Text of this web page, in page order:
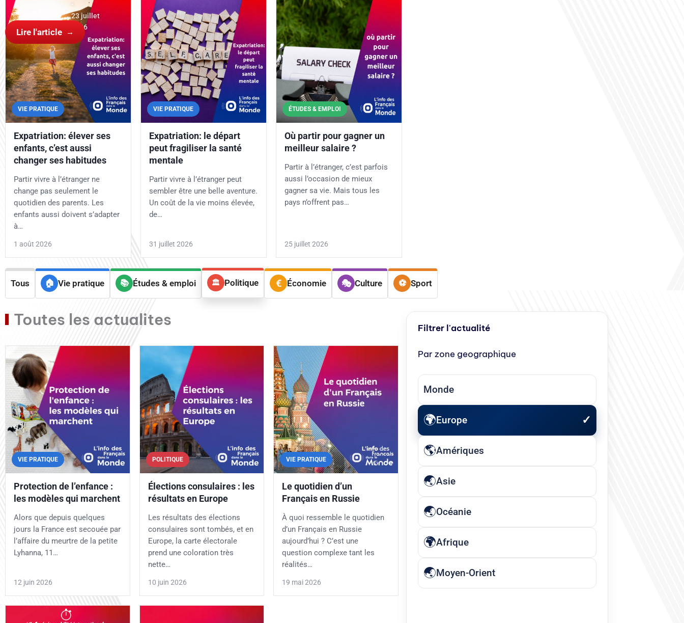
•
23 juillet
2026
Lire l'article
VIE PRATIQUE
Expatriation: élever ses
enfants, c’est aussi
changer ses habitudes
Partir vivre à l’étranger ne
change pas seulement le
quotidien des parents. Les
enfants aussi doivent s’adapter
à…
1 août 2026
VIE PRATIQUE
Expatriation: le départ
peut fragiliser la santé
mentale
Partir vivre à l’étranger peut
sembler être une belle aventure.
Un coût de la vie moins élevée,
de…
31 juillet 2026
ÉTUDES & EMPLOI
Où partir pour gagner un
meilleur salaire ?
Partir à l’étranger, c’est parfois
aussi l’occasion de mieux
gagner sa vie. Mais tous les
pays n’offrent pas…
25 juillet 2026
Tous Vie pratique Études & emploi Politique Économie Culture Sport
Toutes les actualites
VIE PRATIQUE
Protection de l’enfance :
les modèles qui marchent
Alors que depuis quelques
jours la France est secouée par
l’affaire du meurtre de la petite
Lyhanna, 11…
12 juin 2026
POLITIQUE
Élections consulaires : les
résultats en Europe
Les résultats des élections
consulaires sont tombés, et en
Europe, la carte électorale
prend une coloration très
nette…
10 juin 2026
VIE PRATIQUE
Le quotidien d’un
Français en Russie
À quoi ressemble le quotidien
d’un Français en Russie
aujourd’hui ? C’est une
question complexe tant les
réalités…
19 mai 2026
Filtrer l'actualité
Par zone geographique
Monde
Europe
Amériques
Asie
Océanie
Afrique
Moyen-Orient